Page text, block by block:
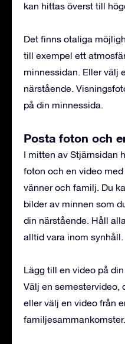
kan hittas överst till
Det finns otaliga
till exempel ett
minnessidan. Eller välj
närstående.
på din minnessida.
Posta foton och
I mitten av Stjärnsidan
foton och en video
vänner och familj. Du
bilder av minnen som
din närstående. Håll
alltid vara inom synhåll.
Lägg till en video på
Välj en semestervideo,
eller välj en video från